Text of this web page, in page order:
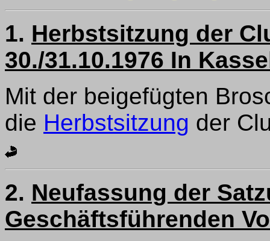
1. Herbstsitzung der
30./31.10.1976 In
Mit der beigefügten
die Herbstsitzung der
2. Neufassung der
Geschäftsführenden